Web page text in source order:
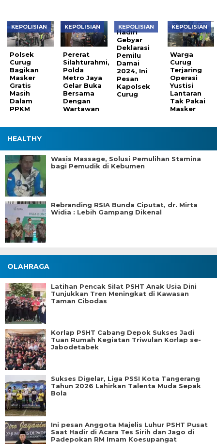
KEPOLISIAN
Polsek
Curug
Bagikan
Masker
Gratis
Masih
Dalam
PPKM
KEPOLISIAN
Pererat
Silahturahmi,
Polda
Metro Jaya
Gelar Buka
Bersama
Dengan
Wartawan
KEPOLISIAN
Hadiri
Gebyar
Deklarasi
Pemilu
Damai
2024, Ini
Pesan
Kapolsek
Curug
KEPOLISIAN
Warga
Curug
Terjaring
Operasi
Yustisi
Lantaran
Tak Pakai
Masker
HEALTHY
Wasis Massage, Solusi Pemulihan Stamina
bagi Pemudik di Kebumen
Rebranding RSIA Bunda Ciputat, dr. Mirta
Widia : Lebih Gampang Dikenal
OLAHRAGA
Latihan Pencak Silat PSHT Anak Usia Dini
Tunjukkan Tren Meningkat di Kawasan
Taman Cibodas
Korlap PSHT Cabang Depok Sukses Jadi
Tuan Rumah Kegiatan Triwulan Korlap se-
Jabodetabek
Sukses Digelar, Liga PSSI Kota Tangerang
Tahun 2026 Lahirkan Talenta Muda Sepak
Bola
Ini pesan Anggota Majelis Luhur PSHT Pusat
Saat Hadir di Acara Tes Sirih dan Jago di
Padepokan RM Imam Koesupangat